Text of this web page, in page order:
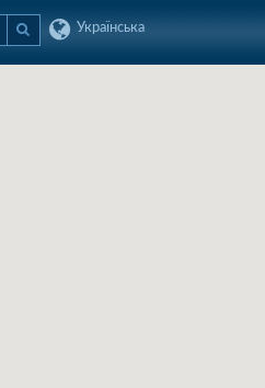
Українська